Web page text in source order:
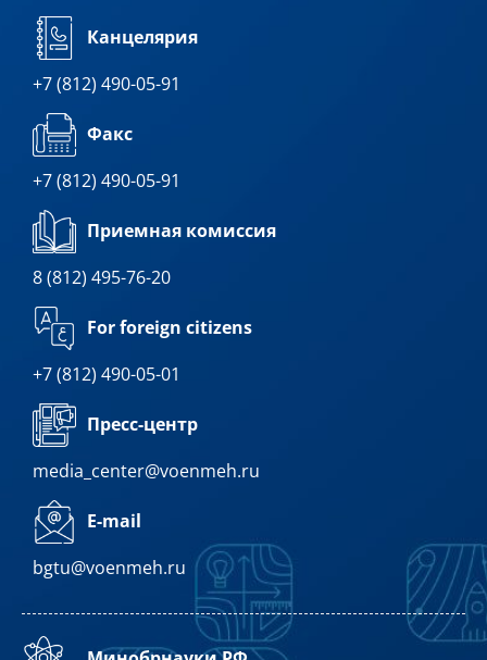
Канцелярия
+7 (812) 490-05-91
Факс
+7 (812) 490-05-91
Приемная комиссия
8 (812) 495-76-20
For foreign citizens
+7 (812) 490-05-01
Пресс-центр
media_center@voenmeh.ru
E-mail
bgtu@voenmeh.ru